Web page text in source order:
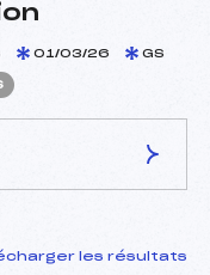
01/03/26 GS
THIERRY (DA)
les résultats